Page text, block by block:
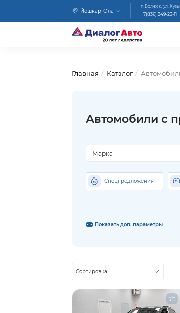
Йошкар-Ола
г. Волжск, ул.
+7(836) 249-23-11
Главная Каталог
Автомобили с
Марка
Спецпредложения
Показать доп. параметры
Сортировка